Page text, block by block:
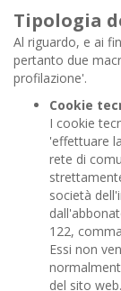
Tipologia
Al riguardo, e ai
pertanto due
profilazione'.
Cookie
I cookie
'effettuare
rete di
società
122,
Essi non
del sito